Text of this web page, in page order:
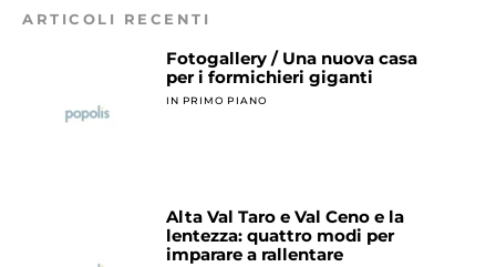
ARTICOLI RECENTI
Fotogallery / Una nuova casa
per i formichieri giganti
IN PRIMO PIANO
Alta Val Taro e Val Ceno e la
lentezza: quattro modi per
imparare a rallentare